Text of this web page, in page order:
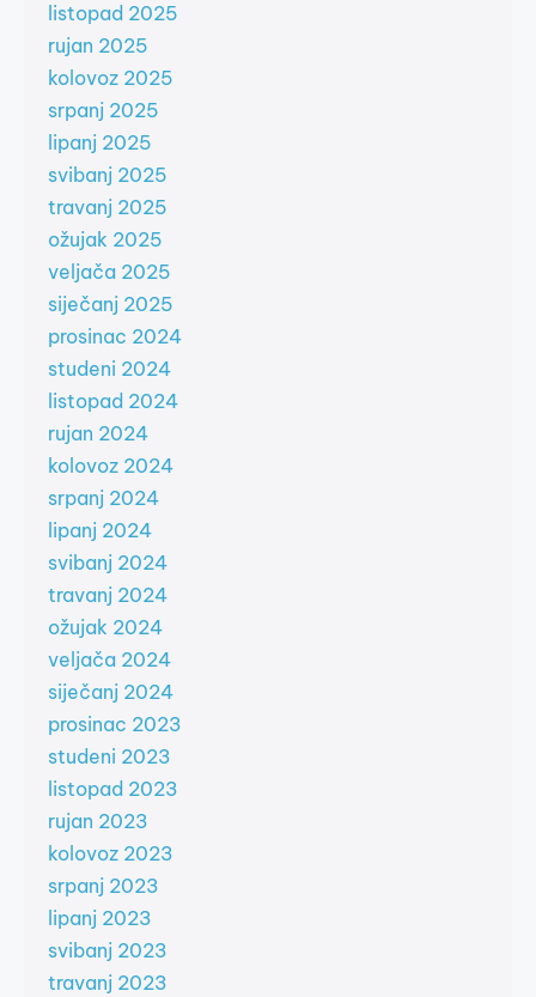
listopad 2025
rujan 2025
kolovoz 2025
srpanj 2025
lipanj 2025
svibanj 2025
travanj 2025
ožujak 2025
veljača 2025
siječanj 2025
prosinac 2024
studeni 2024
listopad 2024
rujan 2024
kolovoz 2024
srpanj 2024
lipanj 2024
svibanj 2024
travanj 2024
ožujak 2024
veljača 2024
siječanj 2024
prosinac 2023
studeni 2023
listopad 2023
rujan 2023
kolovoz 2023
srpanj 2023
lipanj 2023
svibanj 2023
travanj 2023